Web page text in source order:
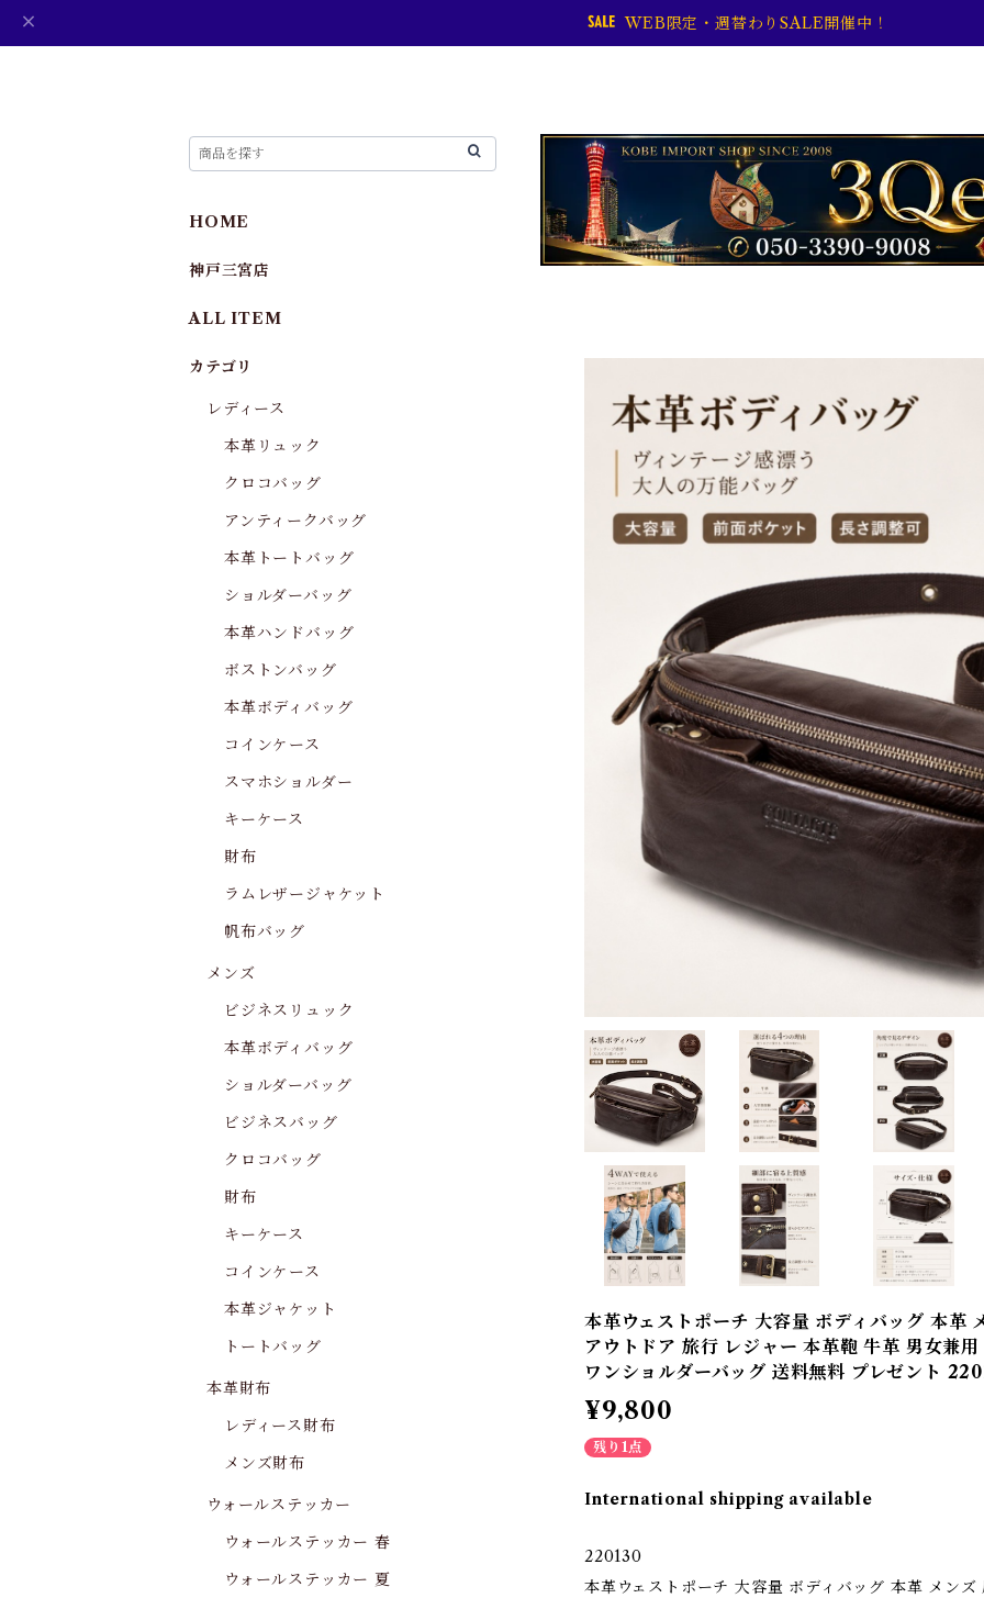
WEB限定・週替わりSALE開催中！
本革ウェストポーチ 大容量 ボディバッグ 本革
アウトドア 旅行 レジャー 本革鞄 牛革 男女兼
ワンショルダーバッグ 送料無料 プレゼント
¥9,800
残り1点
International shipping available
220130
本革ウェストポーチ 大容量 ボディバッグ 本革 メン
HOME
神戸三宮店
ALL ITEM
カテゴリ
レディース
本革リュック
クロコバッグ
アンティークバッグ
本革トートバッグ
ショルダーバッグ
本革ハンドバッグ
ボストンバッグ
本革ボディバッグ
コインケース
スマホショルダー
キーケース
財布
ラムレザージャケット
帆布バッグ
メンズ
ビジネスリュック
本革ボディバッグ
ショルダーバッグ
ビジネスバッグ
クロコバッグ
財布
キーケース
コインケース
本革ジャケット
トートバッグ
本革財布
レディース財布
メンズ財布
ウォールステッカー
ウォールステッカー 春
ウォールステッカー 夏